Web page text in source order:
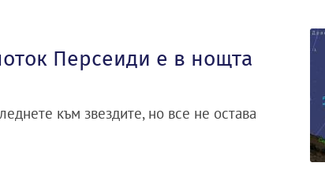
Персеиди е в нощта
към звездите, но все не остава